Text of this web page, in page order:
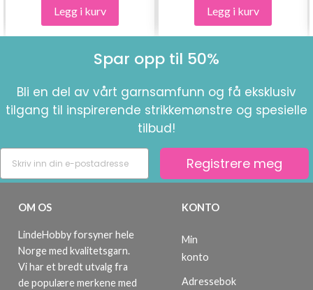
Legg i kurv Legg i kurv
Spar opp til 50%
Bli en del av vårt garnsamfunn og få eksklusiv
tilgang til inspirerende strikkemønstre og spesielle
tilbud!
Registrere meg
OM OS
LindeHobby forsyner hele
Norge med kvalitetsgarn.
Vi har et bredt utvalg fra
de populære merkene med
KONTO
Min
konto
Adressebok